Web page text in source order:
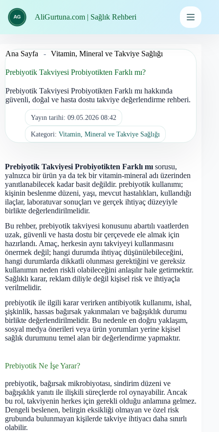
geç
AliGurtuna.com | Sağlık Rehberi
Ana Sayfa - Vitamin, Mineral ve Takviye Sağlığı
Prebiyotik Takviyesi Probiyotikten Farklı mı?
Prebiyotik Takviyesi Probiyotikten Farklı mı hakkında
güvenli, doğal ve hasta dostu takviye değerlendirme rehberi.
Yayın tarihi: 09.05.2026 08:42
Kategori: Vitamin, Mineral ve Takviye Sağlığı
Prebiyotik Takviyesi Probiyotikten Farklı mı sorusu,
yalnızca bir ürün ya da tek bir vitamin-mineral adı üzerinden
yanıtlanabilecek kadar basit değildir. prebiyotik kullanımı;
kişinin beslenme düzeni, yaşı, mevcut hastalıkları, kullandığı
ilaçlar, laboratuvar sonuçları ve gerçek ihtiyaç düzeyiyle
birlikte değerlendirilmelidir.
Bu rehber, prebiyotik takviyesi konusunu abartılı vaatlerden
uzak, güvenli ve hasta dostu bir çerçevede ele almak için
hazırlandı. Amaç, herkesin aynı takviyeyi kullanmasını
önermek değil; hangi durumda ihtiyaç düşünülebileceğini,
hangi durumlarda dikkatli olunması gerektiğini ve gereksiz
kullanımın neden riskli olabileceğini anlaşılır hale getirmektir.
Sağlıklı karar, reklam diliyle değil kişisel risk ve ihtiyaçla
verilmelidir.
prebiyotik ile ilgili karar verirken antibiyotik kullanımı, ishal,
şişkinlik, hassas bağırsak yakınmaları ve bağışıklık durumu
birlikte değerlendirilmelidir. Bu nedenle en doğru yaklaşım,
sosyal medya önerileri veya ürün yorumları yerine kişisel
sağlık durumunu temel alan bir değerlendirme yapmaktır.
Prebiyotik Ne İşe Yarar?
prebiyotik, bağırsak mikrobiyotası, sindirim düzeni ve
bağışıklık yanıtı ile ilişkili süreçlerde rol oynayabilir. Ancak
bu rol, takviyenin herkes için gerekli olduğu anlamına gelmez.
Dengeli beslenen, belirgin eksikliği olmayan ve özel risk
grubunda bulunmayan kişilerde takviye ihtiyacı daha sınırlı
olabilir.